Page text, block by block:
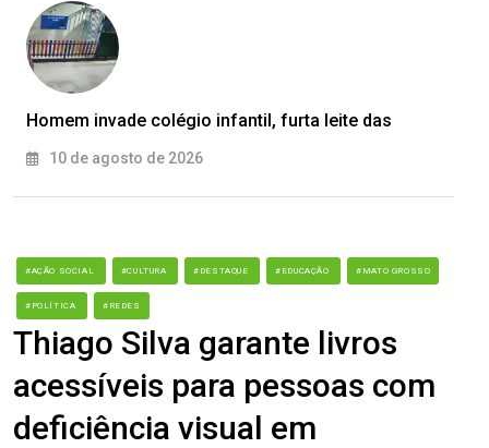
Homem invade colégio infantil, furta leite das
10 de agosto de 2026
#AÇÃO SOCIAL #CULTURA #DESTAQUE #EDUCAÇÃO #MATO GROSSO
#POLÍTICA #REDES
Thiago Silva garante livros
acessíveis para pessoas com
deficiência visual em